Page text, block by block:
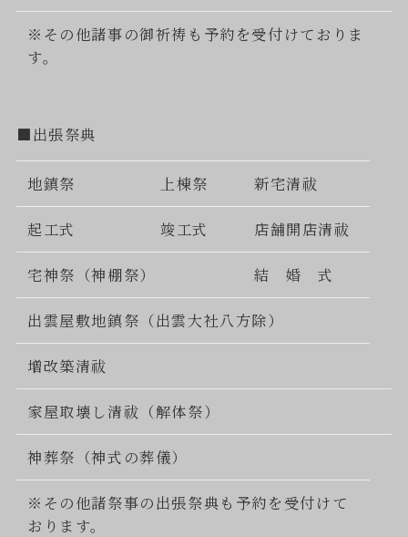
※その他諸事の御祈祷も予約を受付けておりま
す。
■出張祭典
地鎮祭 上棟祭 新宅清祓
起工式 竣工式 店舗開店清祓
宅神祭（神棚祭） 結 婚 式
出雲屋敷地鎮祭（出雲大社八方除）
増改築清祓
家屋取壊し清祓（解体祭）
神葬祭（神式の葬儀）
※その他諸祭事の出張祭典も予約を受付けて
おります。